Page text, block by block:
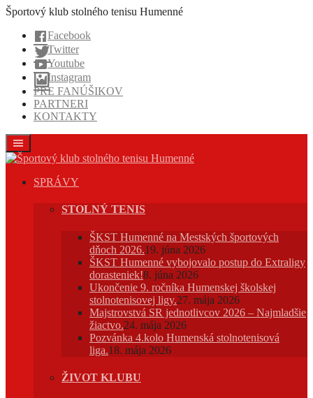
Prejsť
obsah
Športový klub stolného tenisu Humenné
Facebook
Twitter
Youtube
Instagram
PRE FANÚŠIKOV
PARTNERI
KONTAKTY
SPRÁVY
STOLNÝ TENIS
ŠKST Humenné na Mestských športových
dňoch 2026.19. júna 2026
ŠKST Humenné vybojovalo postup do Extraligy
dorasteniek!8. júna 2026
Ukončenie 9. ročníka Humenskej školskej
stolnotenisovej ligy.27. mája 2026
Majstrovstvá SR jednotlivcov 2026 – Najmladšie
žiactvo.24. mája 2026
Pozvánka 4.kolo Humenská stolnotenisová
liga.18. mája 2026
ŽIVOT KLUBU